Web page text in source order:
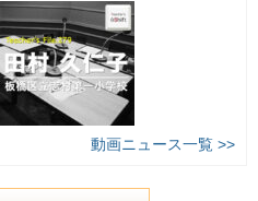
動画ニュース一覧 >>